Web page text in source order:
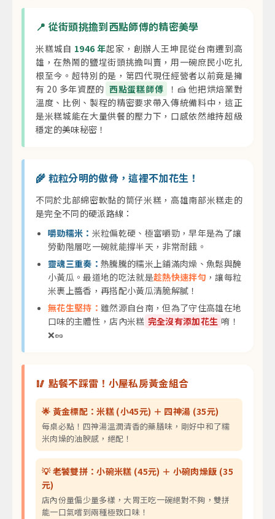
📍 從街頭挑擔到西點師傅的精密美學
米糕城自 1946 年起家，創辦人王坤昆從台南遷到高
雄，在熱鬧的鹽埕街頭挑擔叫賣，用一碗庶民小吃扎
根至今。超特別的是，第四代現任經營者以前竟是擁
有 20 多年資歷的 西點蛋糕師傅
！🍰 他把烘焙業對
溫度、比例、製程的精密要求帶入傳統備料中，這正
是米糕城能在大量供餐的壓力下，口感依然維持超級
穩定的美味秘密！
🌾 粒粒分明的傲骨，這裡不加花生！
不同於北部綿密軟黏的筒仔米糕，高雄南部米糕走的
是完全不同的硬派路線：
嚼勁糯米： 米粒偏乾硬、極富嚼勁，早年是為了讓
勞動階層吃一碗就能撐半天，非常耐餓。
靈魂三重奏：熱騰騰的糯米上鋪滿肉燥、魚鬆與醃
小黃瓜。最道地的吃法就是趁熱快速拌勻 ，讓每粒
米裹上醬香，再搭配小黃瓜清脆解膩！
無花生堅持：雖然源自台南，但為了守住高雄在地
口味的主體性，店內米糕 完全沒有添加花生 唷！
❌🥜
🥢 點餐不踩雷！小屋私房黃金組合
🌟 黃金標配：米糕 (小45元) ＋ 四神湯 (35元)
每桌必點！四神湯溫潤清香的藥膳味，剛好中和了糯
米肉燥的油腴感，絕配！
💡 老饕雙拼：小碗米糕 (45元) ＋ 小碗肉燥飯 (35
元)
店內份量偏少量多樣，大胃王吃一碗絕對不夠，雙拼
能一口氣嚐到兩種極致口味！